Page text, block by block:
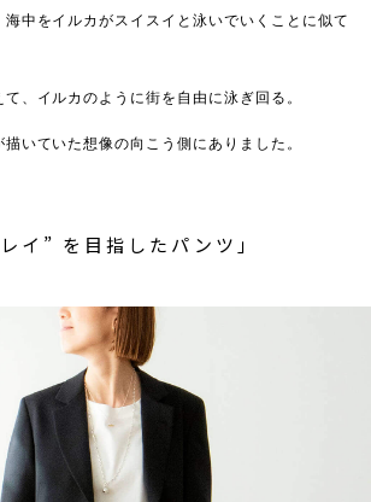
中をイルカがスイスイと泳いでいくことに似て
、イルカのように街を自由に泳ぎ回る。
いていた想像の向こう側にありました。
レイ” を目指したパンツ」